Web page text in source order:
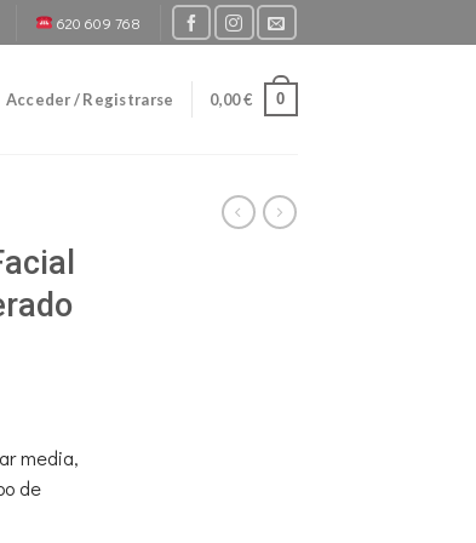
620 609 768
Acceder / Registrarse 0,00€ 0
media,
de